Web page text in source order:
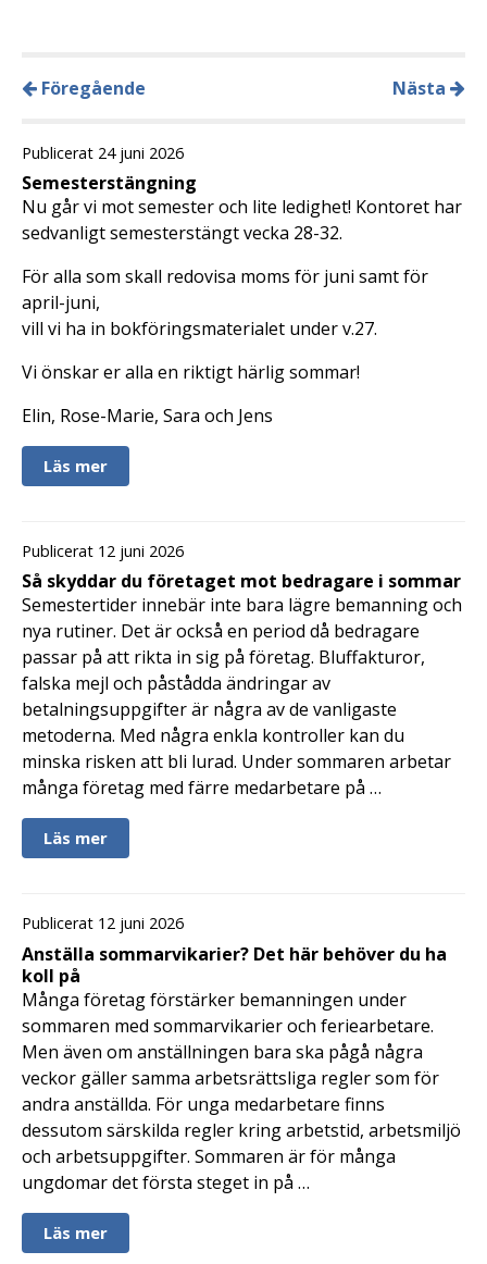
Föregående Nästa
Publicerat 24 juni 2026
Semesterstängning
Nu går vi mot semester och lite ledighet! Kontoret har
sedvanligt semesterstängt vecka 28-32.
För alla som skall redovisa moms för juni samt för
april-juni,
vill vi ha in bokföringsmaterialet under v.27.
Vi önskar er alla en riktigt härlig sommar!
Elin, Rose-Marie, Sara och Jens
Läs mer
Publicerat 12 juni 2026
Så skyddar du företaget mot bedragare i sommar
Semestertider innebär inte bara lägre bemanning och
nya rutiner. Det är också en period då bedragare
passar på att rikta in sig på företag. Bluffakturor,
falska mejl och påstådda ändringar av
betalningsuppgifter är några av de vanligaste
metoderna. Med några enkla kontroller kan du
minska risken att bli lurad. Under sommaren arbetar
många företag med färre medarbetare på …
Läs mer
Publicerat 12 juni 2026
Anställa sommarvikarier? Det här behöver du ha
koll på
Många företag förstärker bemanningen under
sommaren med sommarvikarier och feriearbetare.
Men även om anställningen bara ska pågå några
veckor gäller samma arbetsrättsliga regler som för
andra anställda. För unga medarbetare finns
dessutom särskilda regler kring arbetstid, arbetsmiljö
och arbetsuppgifter. Sommaren är för många
ungdomar det första steget in på …
Läs mer